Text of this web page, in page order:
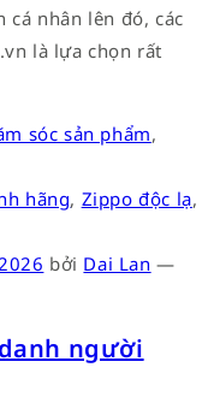
cá nhân lên đó, các
là lựa chọn rất
sóc sản phẩm,
hãng, Zippo độc lạ,
bởi Dai Lan —
người